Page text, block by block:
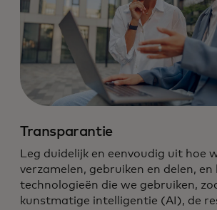
Transparantie
Leg duidelijk en eenvoudig uit hoe
verzamelen, gebruiken en delen, en
technologieën die we gebruiken,
kunstmatige intelligentie (AI), de